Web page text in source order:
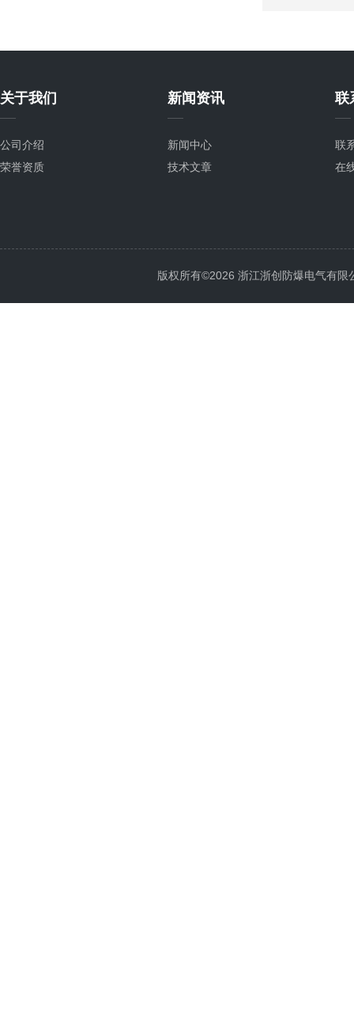
关于我们
公司介绍
荣誉资质
新闻资讯
新闻中心
技术文章
联
联
在
版权所有©2026 浙江浙创防爆电气有